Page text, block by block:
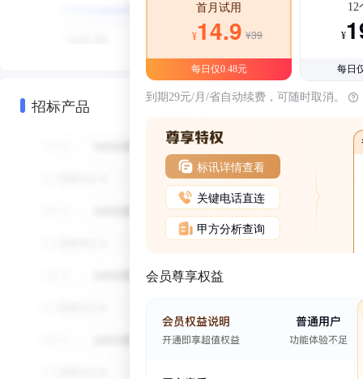
招标产品
首月试用
¥14.9 ¥39
每日仅0.48元
12
¥
每日
到期29元/月/省自动续费，可随时取消。
标讯详情查看
关键电话直连
甲方分析查询
会员尊享权益